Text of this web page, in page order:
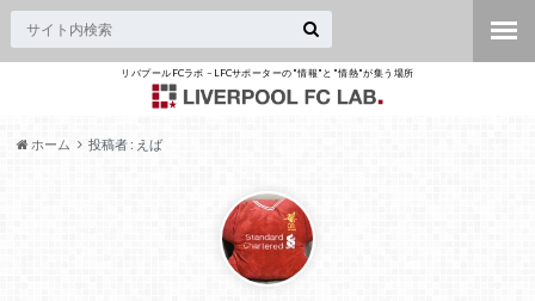
リバプールFCラボ – LFCサポーターの"情報"と"情熱"が集う場所
ホーム 投稿者 : えば